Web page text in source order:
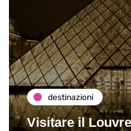
destinazioni
Visitare il